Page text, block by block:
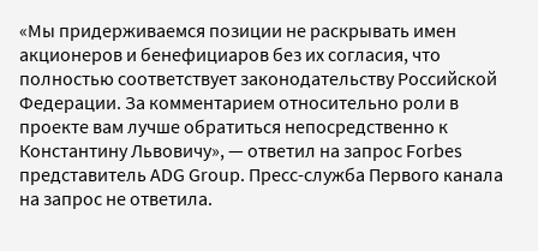
«Мы придерживаемся позиции не раскрывать имен
акционеров и бенефициаров без их согласия, что
полностью соответствует законодательству Российской
Федерации. За комментарием относительно роли в
проекте вам лучше обратиться непосредственно к
Константину Львовичу», — ответил на запрос Forbes
представитель ADG Group. Пресс-служба Первого канала
на запрос не ответила.